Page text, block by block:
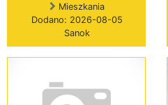
Mieszkania
Dodano: 2026-08-05
Sanok